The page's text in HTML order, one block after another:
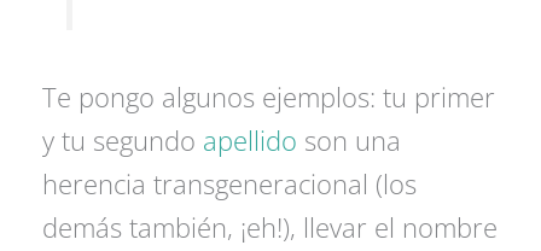
Te pongo algunos ejemplos: tu primer
y tu segundo apellido son una
herencia transgeneracional (los
demás también, ¡eh!), llevar el nombre